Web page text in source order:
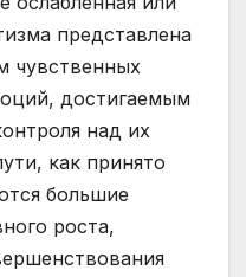
представлена
чувственных
достигаемым
над их
как принято
большие
роста,